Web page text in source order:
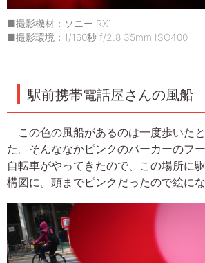
■撮影機材：ソニー RX1
■撮影環境：1/160秒 f/2.8 35mm ISO400
駅前携帯電話屋さんの風船
この色の風船があるのは一度歩いた
た。そんななかピンクのパーカーのフ
自転車がやってきたので、この場所に
構図に。頭までピンクだったので絵に